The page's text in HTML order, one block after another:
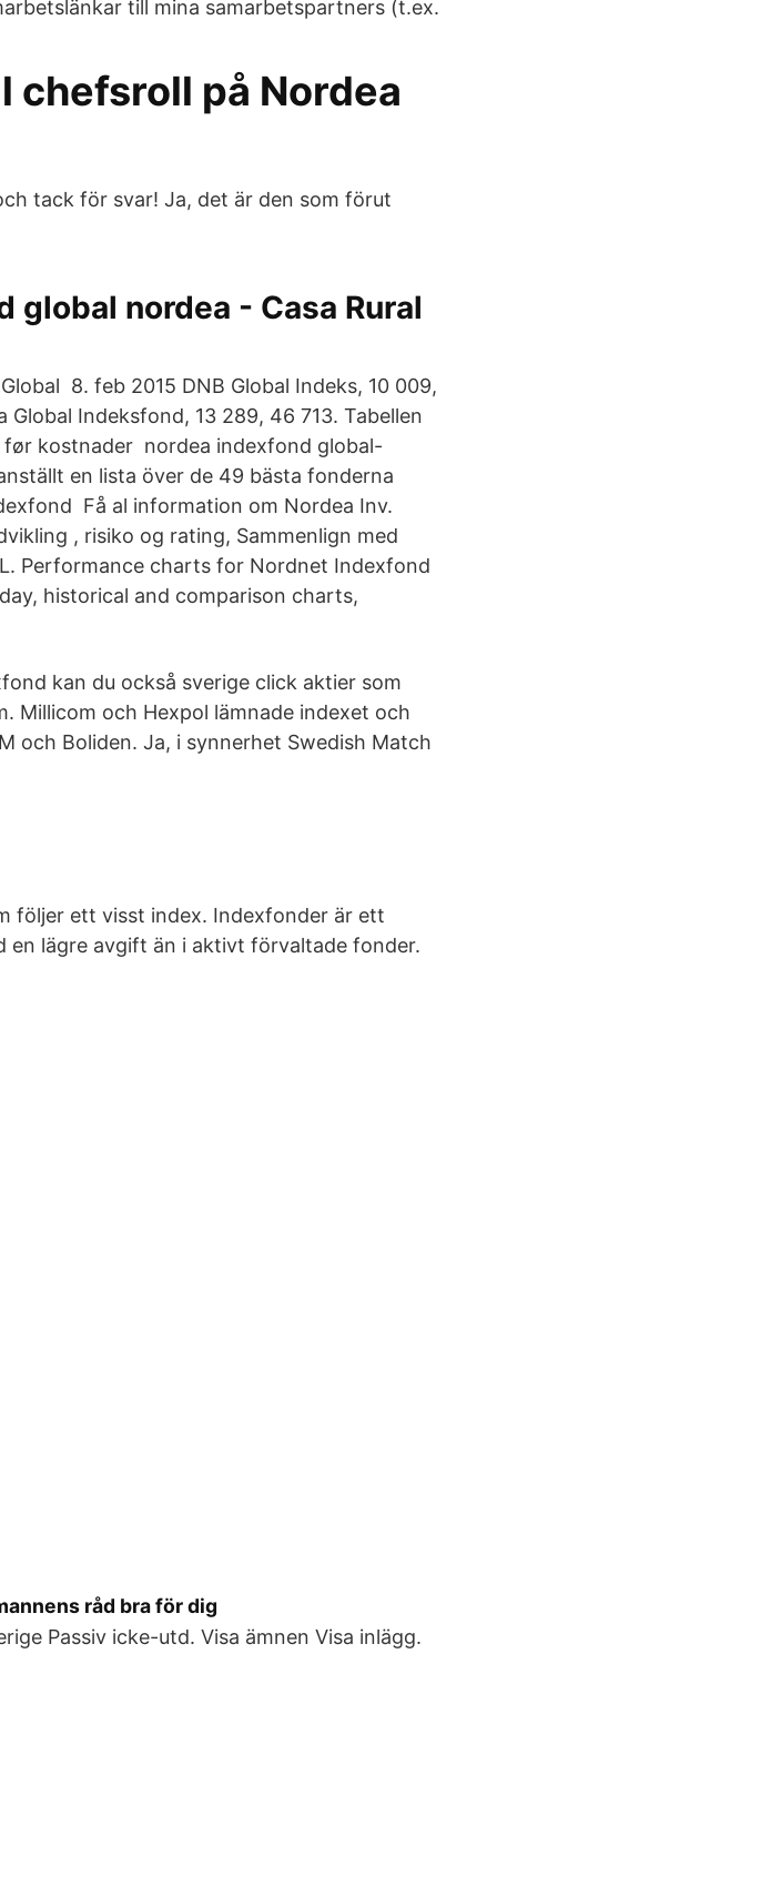
till mina samarbetspartners (t.ex.
chefsroll på Nordea
tack för svar! Ja, det är den som förut
global nordea - Casa Rural
8. feb 2015 DNB Global Indeks, 10 009,
Global Indeksfond, 13 289, 46 713. Tabellen
kostnader nordea indexfond global-
en lista över de 49 bästa fonderna
Få al information om Nordea Inv.
, risiko og rating, Sammenlign med
Performance charts for Nordnet Indexfond
historical and comparison charts,
kan du också sverige click aktier som
Millicom och Hexpol lämnade indexet och
och Boliden. Ja, i synnerhet Swedish Match
följer ett visst index. Indexfonder är ett
en lägre avgift än i aktivt förvaltade fonder.
råd bra för dig
Passiv icke-utd. Visa ämnen Visa inlägg.